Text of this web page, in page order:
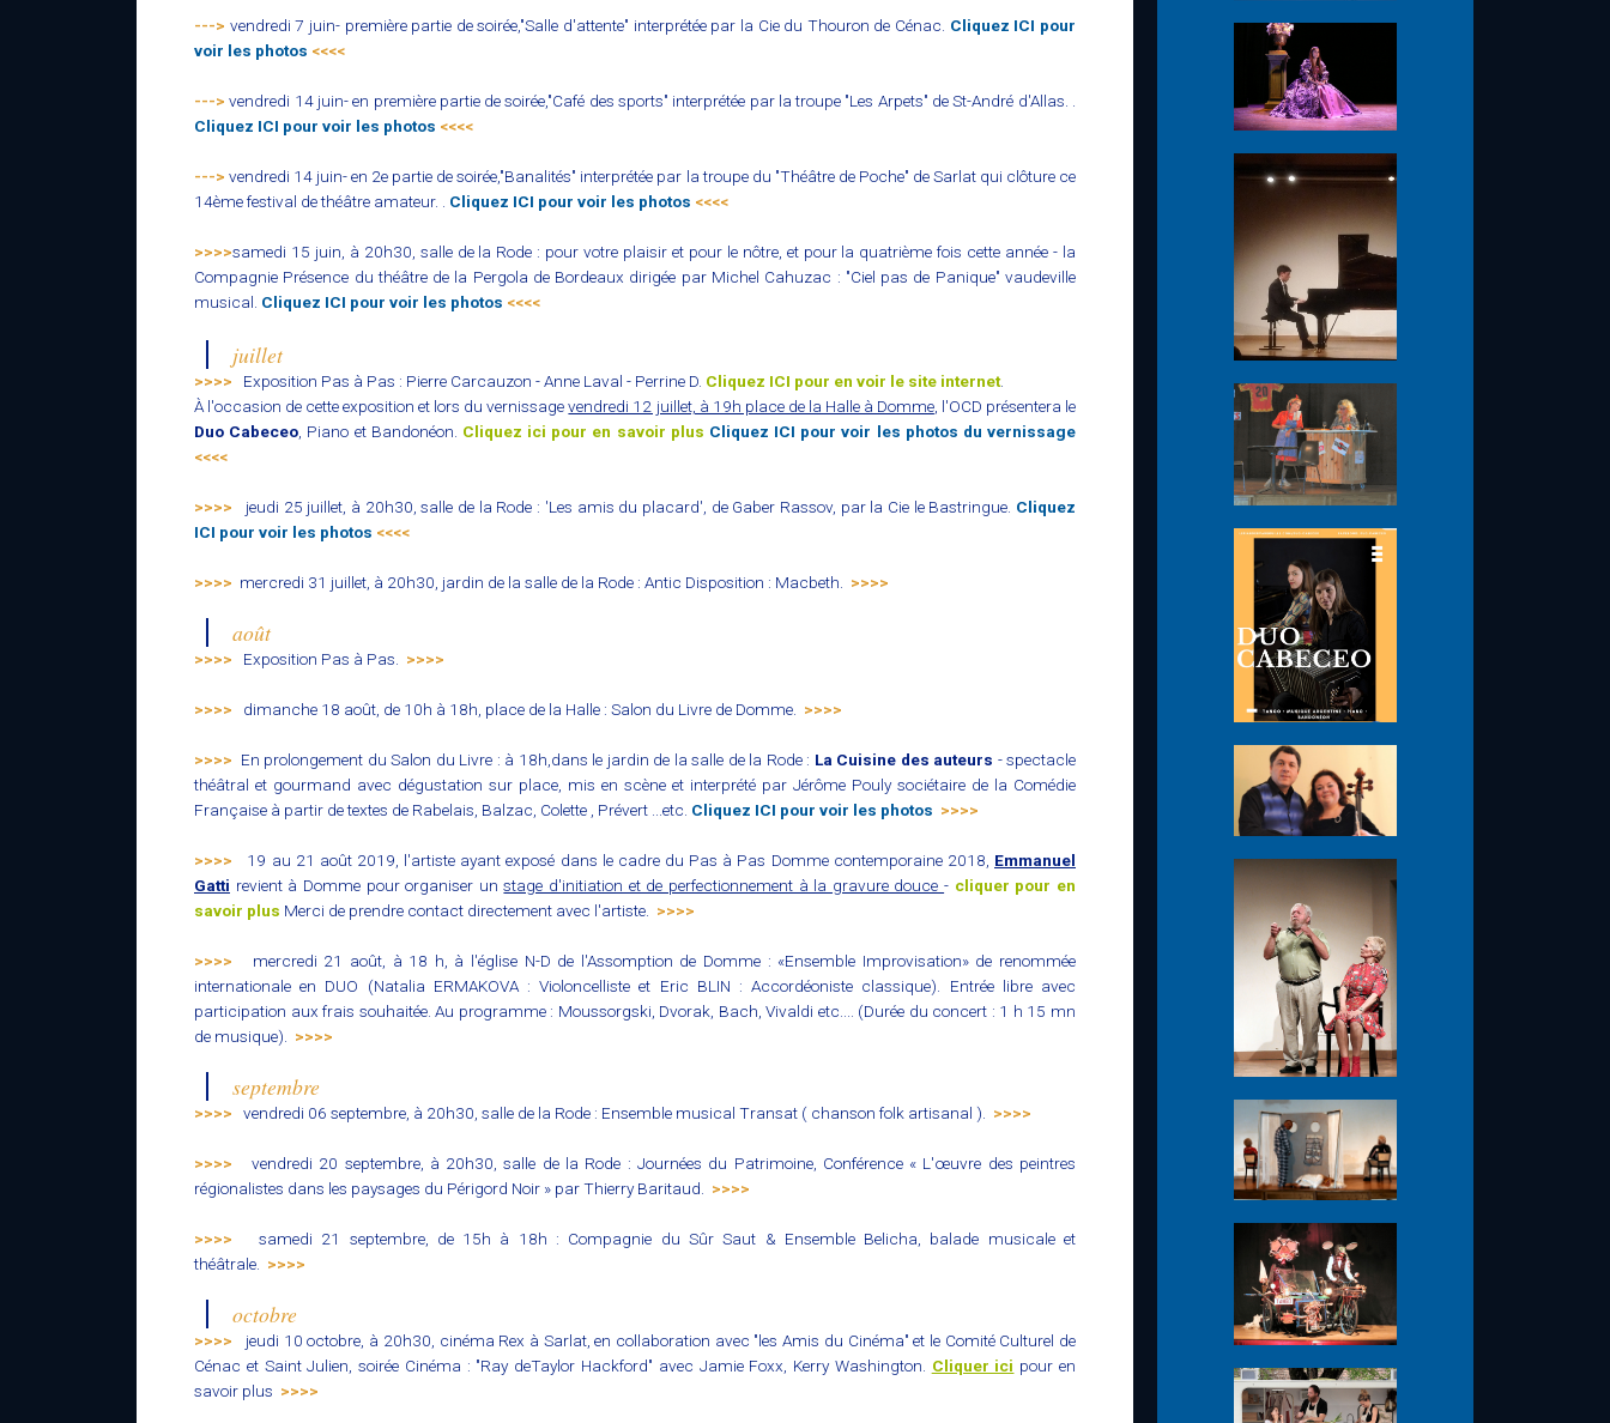
---> vendredi 7 juin- première partie de soirée,"Salle d'attente" interprétée par la Cie du Thouron de Cénac. Cliquez ICI pour
voir les photos <<<<
---> vendredi 14 juin- en première partie de soirée,"Café des sports" interprétée par la troupe "Les Arpets" de St-André d'Allas. .
Cliquez ICI pour voir les photos <<<<
---> vendredi 14 juin- en 2e partie de soirée,"Banalités" interprétée par la troupe du "Théâtre de Poche" de Sarlat qui clôture ce
14ème festival de théâtre amateur. . Cliquez ICI pour voir les photos <<<<
>>>>samedi 15 juin, à 20h30, salle de la Rode : pour votre plaisir et pour le nôtre, et pour la quatrième fois cette année - la
Compagnie Présence du théâtre de la Pergola de Bordeaux dirigée par Michel Cahuzac : "Ciel pas de Panique" vaudeville
musical. Cliquez ICI pour voir les photos <<<<
juillet
>>>> Exposition Pas à Pas : Pierre Carcauzon - Anne Laval - Perrine D. Cliquez ICI pour en voir le site internet.
À l'occasion de cette exposition et lors du vernissagevendredi 12 juillet, à 19h place de la Halle à Domme, l'OCD présentera le
Duo Cabeceo , Piano et Bandonéon. Cliquez ici pour en savoir plus Cliquez ICI pour voir les photos du vernissage
<<<<
>>>> jeudi 25 juillet, à 20h30, salle de la Rode : 'Les amis du placard', de Gaber Rassov, par la Cie le Bastringue. Cliquez
ICI pour voir les photos <<<<
>>>> mercredi 31 juillet, à 20h30, jardin de la salle de la Rode : Antic Disposition : Macbeth. >>>>
août
>>>> Exposition Pas à Pas. >>>>
>>>> dimanche 18 août, de 10h à 18h, place de la Halle : Salon du Livre de Domme. >>>>
>>>> En prolongement du Salon du Livre : à 18h,dans le jardin de la salle de la Rode : La Cuisine des auteurs - spectacle
théâtral et gourmand avec dégustation sur place, mis en scène et interprété par Jérôme Pouly sociétaire de la Comédie
Française à partir de textes de Rabelais, Balzac, Colette , Prévert ...etc. Cliquez ICI pour voir les photos >>>>
>>>> 19 au 21 août 2019, l'artiste ayant exposé dans le cadre du Pas à Pas Domme contemporaine 2018, Emmanuel
Gatti revient à Domme pour organiser unstage d'initiation et de perfectionnement à la gravure douce- cliquer pour en
savoir plus Merci de prendre contact directement avec l'artiste. >>>>
>>>>
mercredi 21 août, à 18 h, à l'église N-D de l'Assomption de Domme : «Ensemble Improvisation» de renommée
internationale en DUO (Natalia ERMAKOVA : Violoncelliste et Eric BLIN : Accordéoniste classique). Entrée libre avec
participation aux frais souhaitée. Au programme : Moussorgski, Dvorak, Bach, Vivaldi etc.... (Durée du concert : 1 h 15 mn
de musique). >>>>
septembre
>>>> vendredi 06 septembre, à 20h30, salle de la Rode : Ensemble musical Transat ( chanson folk artisanal ). >>>>
>>>>
vendredi 20 septembre, à 20h30, salle de la Rode : Journées du Patrimoine, Conférence « L'œuvre des peintres
régionalistes dans les paysages du Périgord Noir » par Thierry Baritaud. >>>>
>>>>
samedi 21 septembre, de 15h à 18h : Compagnie du Sûr Saut & Ensemble Belicha, balade musicale et
théâtrale. >>>>
octobre
>>>>
jeudi 10 octobre, à 20h30, cinéma Rex à Sarlat, en collaboration avec "les Amis du Cinéma" et le Comité Culturel de
Cénac et Saint Julien, soirée Cinéma : "Ray deTaylor Hackford" avec Jamie Foxx, Kerry Washington. Cliquer ici pour en
savoir plus >>>>